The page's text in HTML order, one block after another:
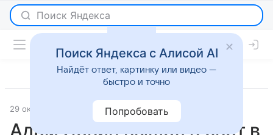
29 октября 2017 Светская жизнь
Адам Левин вышел в свет в
Поиск Яндекса с Алисой AI
Найдёт ответ, картинку или видео —
быстро и точно
Попробовать